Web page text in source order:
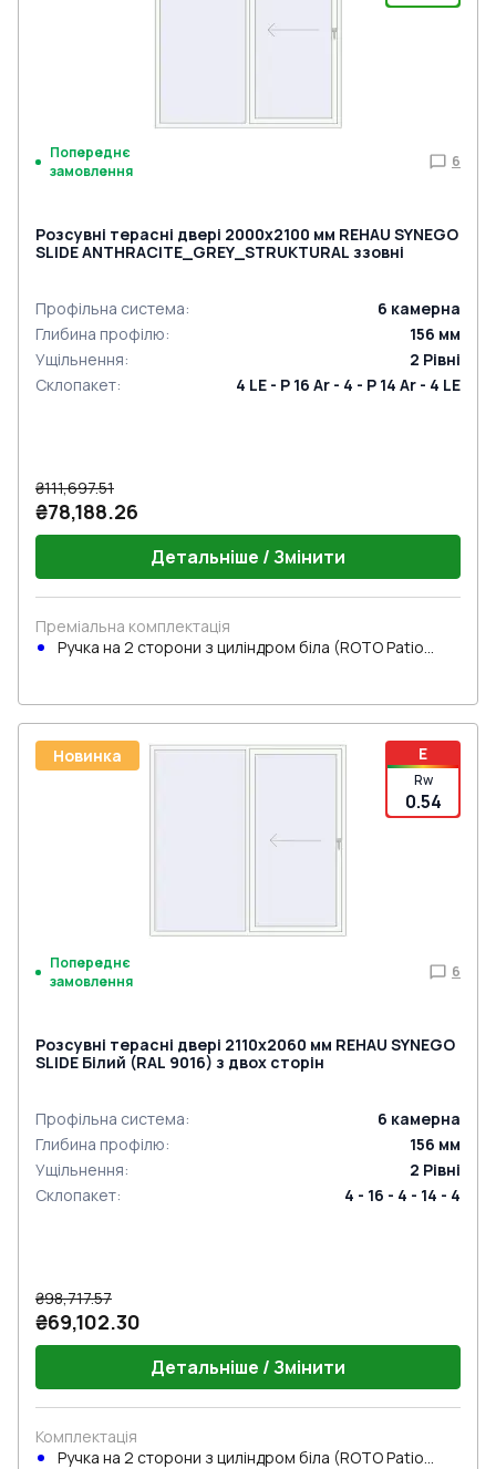
Попереднє
замовлення
6
Розсувні терасні двері 2000x2100 мм REHAU SYNEGO
SLIDE ANTHRACITE_GREY_STRUKTURAL ззовні
Профільна система: 6 камерна
Глибина профілю: 156 мм
Ущільнення: 2 Рівні
Склопакет: 4 LE - P 16 Ar - 4 - P 14 Ar - 4 LE
₴111,697.51
₴78,188.26
Детальніше / Змінити
Преміальна комплектація
Ручка на 2 сторони з циліндром біла (ROTO Patio
E
Rw
0.54
Новинка
Попереднє
замовлення
6
Розсувні терасні двері 2110x2060 мм REHAU SYNEGO
SLIDE Білий (RAL 9016) з двох сторін
Профільна система: 6 камерна
Глибина профілю: 156 мм
Ущільнення: 2 Рівні
Склопакет: 4 - 16 - 4 - 14 - 4
₴98,717.57
₴69,102.30
Детальніше / Змінити
Комплектація
Ручка на 2 сторони з циліндром біла (ROTO Patio